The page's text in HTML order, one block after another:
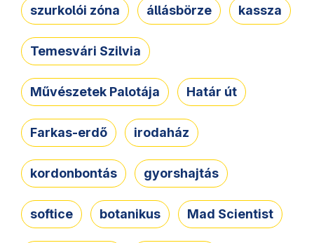
szurkolói zóna állásbörze kassza
Temesvári Szilvia
Művészetek Palotája Határ út
Farkas-erdő irodaház
kordonbontás gyorshajtás
softice botanikus Mad Scientist